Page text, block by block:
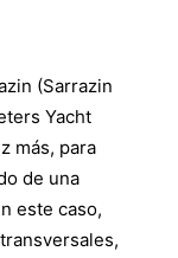
(Sarrazin
Yacht
más, para
de una
este caso,